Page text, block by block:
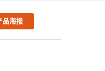
品海报